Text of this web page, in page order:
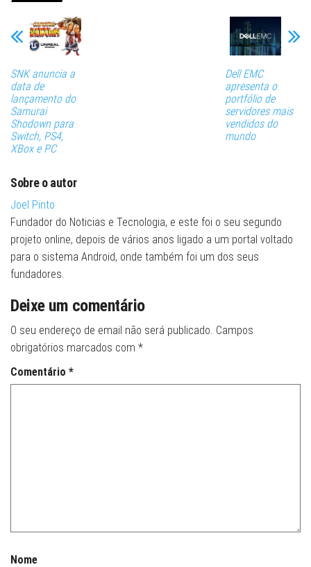
SNK anuncia a
data de
lançamento do
Samurai
Shodown para
Switch, PS4,
XBox e PC
Dell EMC
apresenta o
portfólio de
servidores mais
vendidos do
mundo
Sobre o autor
Joel Pinto
Fundador do Noticias e Tecnologia, e este foi o seu segundo
projeto online, depois de vários anos ligado a um portal voltado
para o sistema Android, onde também foi um dos seus
fundadores.
Deixe um comentário
O seu endereço de email não será publicado. Campos
obrigatórios marcados com *
Comentário *
Nome